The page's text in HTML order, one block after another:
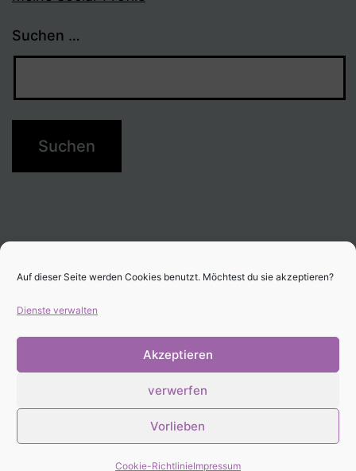
Auf dieser Seite werden Cookies benutzt. Möchtest du sie akzeptieren?
Dienste verwalten
Akzeptieren
verwerfen
Vorlieben
Cookie-RichtlinieImpressum
Suchen …
Stolz präsentiert vonWordPress